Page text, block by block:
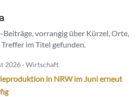
Beiträge, vorrangig über Kürzel, Orte,
im Titel gefunden.
2026 · Wirtschaft
in NRW im Juni erneut